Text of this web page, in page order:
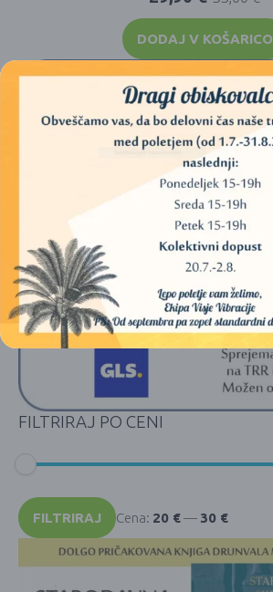
FILTRIRAJ PO CENI
Min
cena
Max
cenaFILTRIRAJ Cena: 20 €— 30 €
DODAJ V KOŠARICO